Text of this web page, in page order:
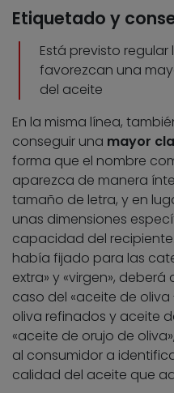
Etiquetado y
Está previsto
favorezcan una
del aceite
En la misma línea,
conseguir una mayor
forma que el nombre
aparezca de manera
tamaño de letra, y en
unas dimensiones
capacidad del
había fijado para las
extra» y «virgen»,
caso del «aceite de
oliva refinados y aceite
«aceite de orujo de
al consumidor a
calidad del aceite que